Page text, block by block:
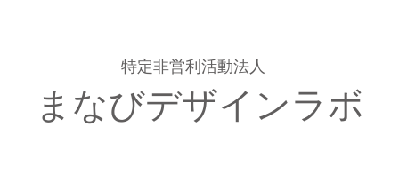
特定非営利活動法人
まなびデザインラボ